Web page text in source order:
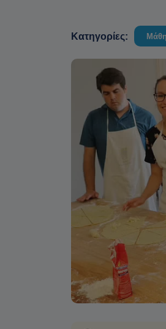
Κατηγορίες: